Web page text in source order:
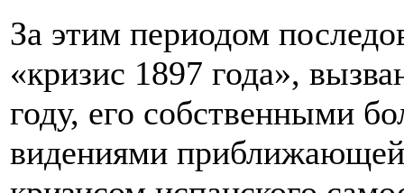
За этим периодом
«кризис 1897 года»,
году, его собственными
видениями